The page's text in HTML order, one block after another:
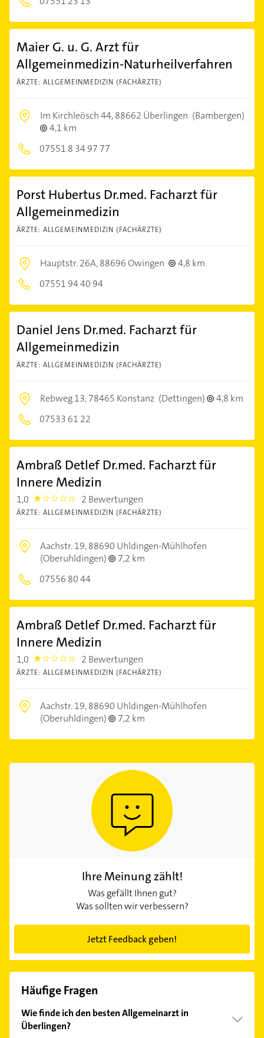
Maier G. u. G. Arzt für
Allgemeinmedizin-Naturheilverfahren
ÄRZTE: ALLGEMEINMEDIZIN (FACHÄRZTE)
Im Kirchleösch 44,88662 Überlingen (Bambergen)
4,1 km
07551 8 34 97 77
Porst Hubertus Dr.med. Facharzt für
Allgemeinmedizin
ÄRZTE: ALLGEMEINMEDIZIN (FACHÄRZTE)
Hauptstr. 26A,88696 Owingen
4,8 km
07551 94 40 94
Daniel Jens Dr.med. Facharzt für
Allgemeinmedizin
ÄRZTE: ALLGEMEINMEDIZIN (FACHÄRZTE)
Rebweg 13,78465 Konstanz (Dettingen)
4,8 km
07533 61 22
Ambraß Detlef Dr.med. Facharzt für
Innere Medizin
1,0 1.0 2 Bewertungen
ÄRZTE: ALLGEMEINMEDIZIN (FACHÄRZTE)
Aachstr. 19,88690 Uhldingen-Mühlhofen
(Oberuhldingen)
7,2 km
07556 80 44
Ambraß Detlef Dr.med. Facharzt für
Innere Medizin
1,0 1.0 2 Bewertungen
ÄRZTE: ALLGEMEINMEDIZIN (FACHÄRZTE)
Aachstr. 19,88690 Uhldingen-Mühlhofen
(Oberuhldingen)
7,2 km
Ihre Meinung zählt!
Was gefällt Ihnen gut?
Was sollten wir verbessern?
Jetzt Feedback geben!
Häufige Fragen
Wie finde ich den besten Allgemeinarzt in
Überlingen?